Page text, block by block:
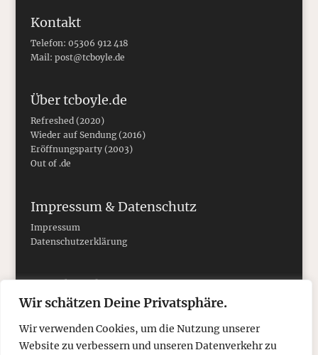
Wir schätzen Deine Privatsphäre.
Wir verwenden Cookies, um die Nutzung unserer
Website zu verbessern und unseren Datenverkehr zu
Kontakt
Telefon: 05306 912 418
Mail: post@tcboyle.de
Über tcboyle.de
Refreshed (2020)
Wieder auf Sendung (2016)
Eröffnungsparty (2003)
Out of .de
Impressum & Datenschutz
Impressum
Datenschutzerklärung
Social Media